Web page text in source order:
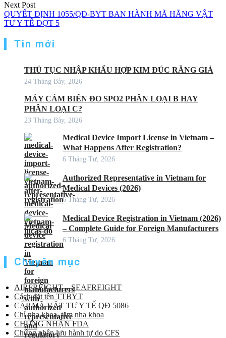
Next Post
QUYẾT ĐỊNH 1055/QĐ-BYT BAN HÀNH MÃ HÃNG VẬT
TƯ Y TẾ ĐỢT 5
Tin mới
THỦ TỤC NHẬP KHẨU HỢP KIM ĐÚC RĂNG GIẢ
24 Tháng Bảy, 2026
MÁY CẢM BIẾN ĐO SPO2 PHÂN LOẠI B HAY
PHÂN LOẠI C?
23 Tháng Bảy, 2026
Medical Device Import License in Vietnam –
What Happens After Registration?
6 Tháng Tư, 2026
Authorized Representative in Vietnam for
Medical Devices (2026)
6 Tháng Tư, 2026
Medical Device Registration in Vietnam (2026)
– Complete Guide for Foreign Manufacturers
6 Tháng Tư, 2026
Chuyên mục
AIRFREIGHT – SEAFREIGHT
Cách đặt tên TTBYT
CẤP MÃ VẬT TƯ Y TẾ QĐ 5086
Chỉ nha khoa, tăm nha khoa
CHỨNG NHẬN FDA
Chứng nhận lưu hành tự do CFS